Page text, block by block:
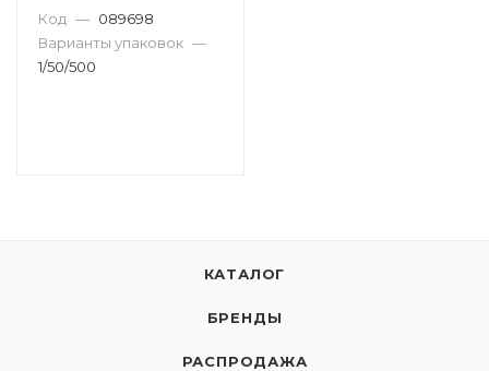
Код — 089698
Варианты упаковок —
1/50/500
КАТАЛОГ
БРЕНДЫ
РАСПРОДАЖА